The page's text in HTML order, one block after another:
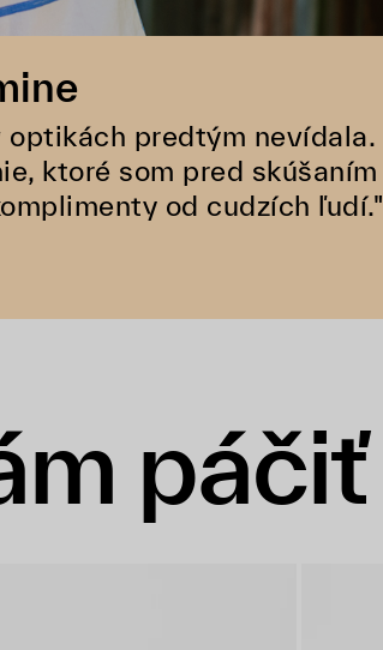
optikách predtým nevídala.
ktoré som pred skúšaním
od cudzích ľudí."
páčiť